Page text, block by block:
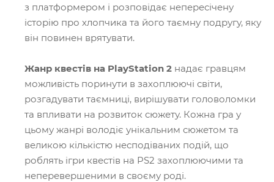
з платформером і розповідає непересічену
історію про хлопчика та його таємну подругу, яку
він повинен врятувати.
Жанр квестів на PlayStation 2 надає гравцям
можливість поринути в захоплюючі світи,
розгадувати таємниці, вирішувати головоломки
та впливати на розвиток сюжету. Кожна гра у
цьому жанрі володіє унікальним сюжетом та
великою кількістю несподіваних подій, що
роблять ігри квестів на PS2 захоплюючими та
неперевершеними в своєму роді.